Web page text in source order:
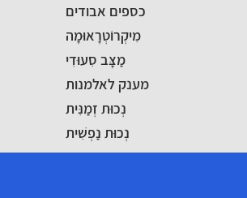
כספים אבודים
מִיקְרוֹטְרָאוּמָה
מַצָּב סִעוּדִי
מענק לאלמנות
נְכוּת זְמַנִּית
נְכוּת נַפְשִׁית